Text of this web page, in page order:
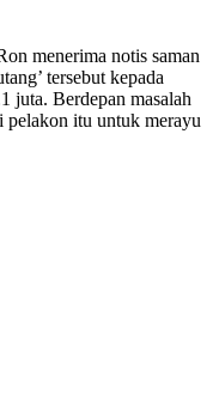
menerima notis saman
tersebut kepada
juta. Berdepan masalah
pelakon itu untuk merayu